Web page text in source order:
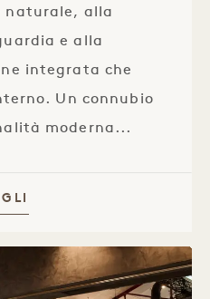
naturale, alla
e alla
integrata che
Un connubio
moderna...